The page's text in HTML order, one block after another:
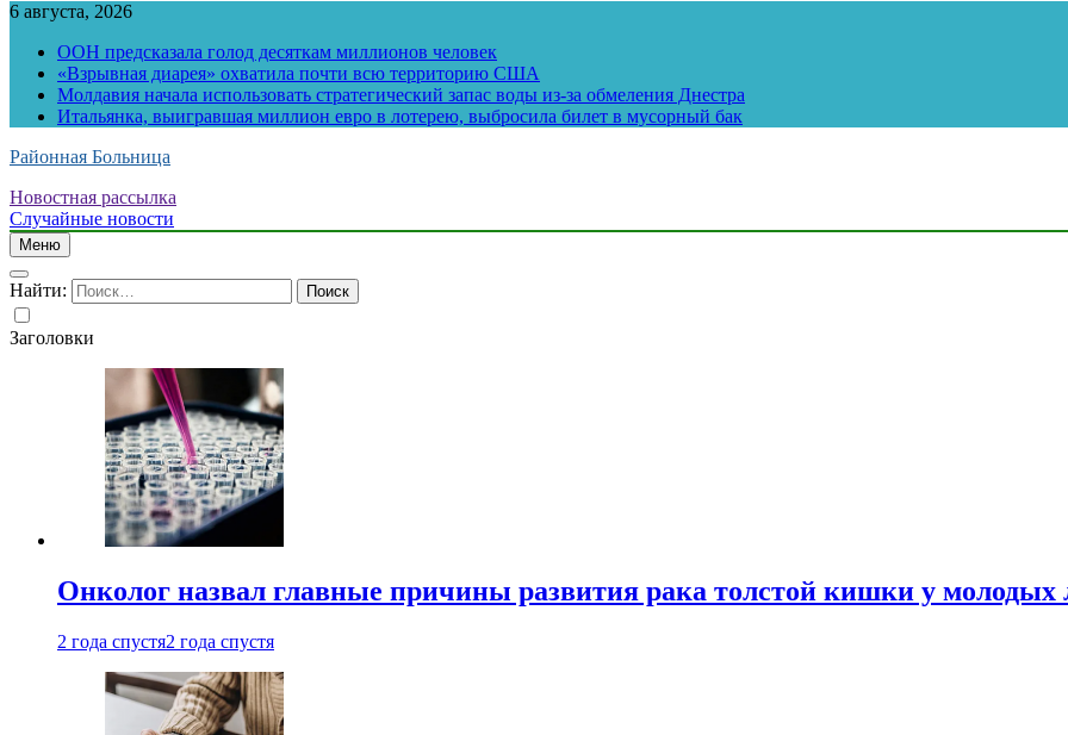
6 августа, 2026
ООН предсказала голод десяткам миллионов человек
«Взрывная диарея» охватила почти всю территорию США
Молдавия начала использовать стратегический запас воды из-за обмеления Днестра
Итальянка, выигравшая миллион евро в лотерею, выбросила билет в мусорный бак
Районная Больница
Новостная рассылка
Случайные новости
Меню
Найти:
Заголовки
Онколог назвал главные причины развития рака толстой кишки у молодых
2 года спустя2 года спустя